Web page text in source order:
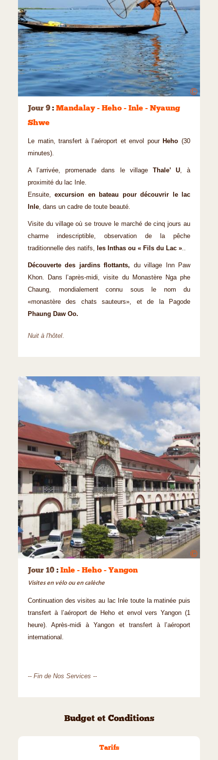
©
Jour 9: Mandalay - Heho - Inle - Nyaung
Shwe
Le matin, transfert à l’aéroport et envol pour Heho (30
minutes).
A l’arrivée, promenade dans le village Thale’ U, à
proximité du lac Inle.
Ensuite,excursion en bateau pour découvrir le lac
Inle, dans un cadre de toute beauté.
Visite du village où se trouve le marché de cinq jours au
charme indescriptible, observation de la pêche
traditionnelle des natifs,
les Inthas ou « Fils du Lac »..
Découverte des jardins flottants, du village Inn Paw
Khon. Dans l’après-midi, visite du Monastère Nga phe
Chaung, mondialement connu sous le nom du
«monastère des chats sauteurs», et de la Pagode
Phaung Daw Oo.
Nuit à l'hôtel.
©
Jour 10 : Inle - Heho - Yangon
Visites en vélo ou en calèche
Continuation des visites au lac Inle toute la matinée puis
transfert à l’aéroport de Heho et envol vers Yangon (1
heure). Après-midi à Yangon et transfert à l’aéroport
international.
-- Fin de Nos Services --
Budget et Conditions
Tarifs